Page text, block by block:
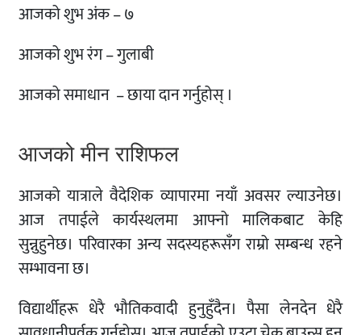
आजको शुभ अंक – ७
आजको शुभ रंग – गुलाबी
आजको समाधान – छाया दान गर्नुहोस् ।
आजको मीन राशिफल
आजको यात्राले वैदेशिक व्यापारमा नयाँ अवसर ल्याउनेछ।
आज तपाईले कार्यस्थलमा आफ्नो मालिकबाट केहि
सुन्नुहुनेछ। परिवारका अन्य सदस्यहरूसँग राम्रो सम्बन्ध रहने
सम्भावना छ।
विद्यार्थीहरू धेरै भौतिकवादी हुनुहुँदैन। पैसा लेनदेन धेरै